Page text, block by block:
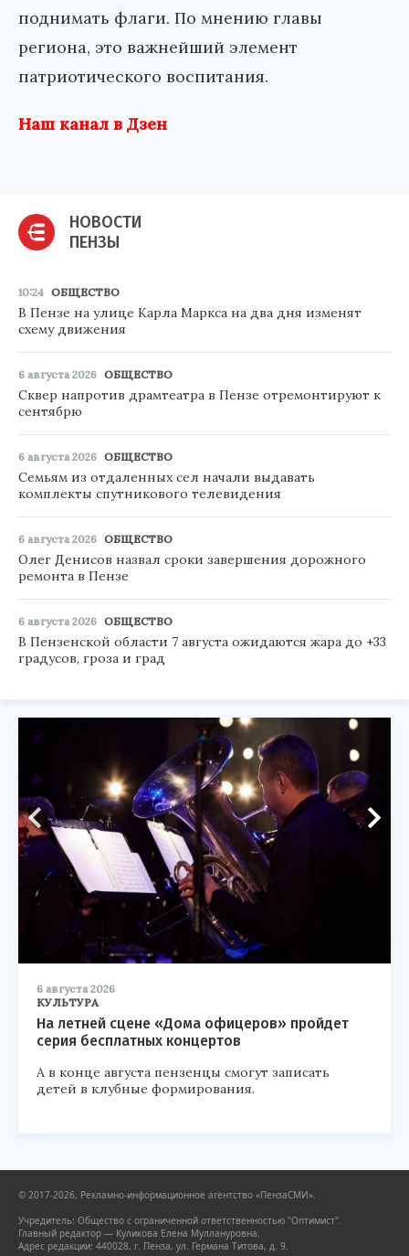
поднимать флаги. По мнению главы
региона, это важнейший элемент
патриотического воспитания.
Наш канал в Дзен
НОВОСТИ
ПЕНЗЫ
10:24 ОБЩЕСТВО
В Пензе на улице Карла Маркса на два дня изменят
схему движения
6 августа 2026 ОБЩЕСТВО
Сквер напротив драмтеатра в Пензе отремонтируют к
сентябрю
6 августа 2026 ОБЩЕСТВО
Семьям из отдаленных сел начали выдавать
комплекты спутникового телевидения
6 августа 2026 ОБЩЕСТВО
Олег Денисов назвал сроки завершения дорожного
ремонта в Пензе
6 августа 2026 ОБЩЕСТВО
В Пензенской области 7 августа ожидаются жара до +33
градусов, гроза и град
6 августа 2026
КУЛЬТУРА
На летней сцене «Дома офицеров» пройдет
серия бесплатных концертов
А в конце августа пензенцы смогут записать
детей в клубные формирования.
© 2017-2026, Рекламно-информационное агентство «ПензаСМИ».
Учредитель: Общество с ограниченной ответственностью "Оптимист".
Главный редактор — Куликова Елена Муллануровна.
Адрес редакции: 440028, г. Пенза, ул. Германа Титова, д. 9.